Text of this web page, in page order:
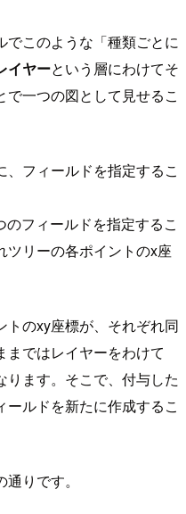
でこのような「種類ごとに
イヤーという層にわけてそ
一つの図として見せるこ
フィールドを指定するこ
フィールドを指定するこ
ツリーの各ポイントのx座
トのxy座標が、それぞれ同
まではレイヤーをわけて
ります。そこで、付与した
ルドを新たに作成するこ
りです。